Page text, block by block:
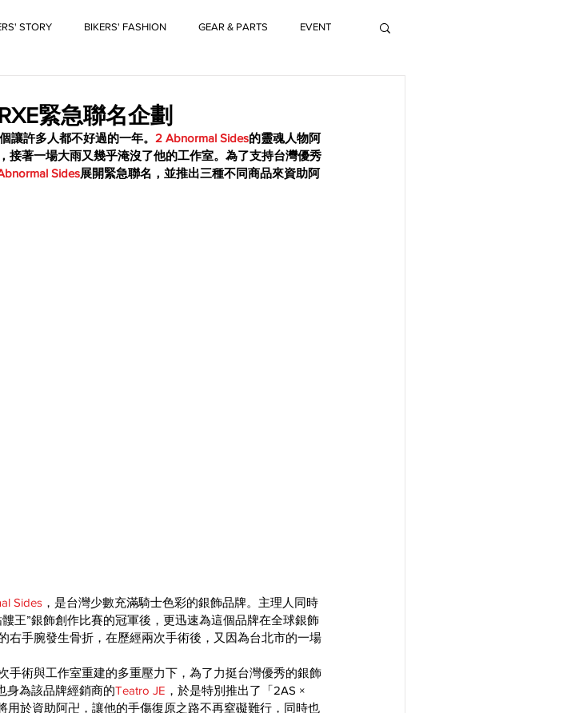
STORY BIKERS' FASHION GEAR & PARTS EVENT
緊急聯名企劃
讓許多人都不好過的一年。 2 Abnormal Sides的靈魂人物阿
接著一場大雨又幾乎淹沒了他的工作室。為了支持台灣優秀
Sides展開緊急聯名，並推出三種不同商品來資助阿
Sides ，是台灣少數充滿騎士色彩的銀飾品牌。主理人同時
王”銀飾創作比賽的冠軍後，更迅速為這個品牌在全球銀飾
右手腕發生骨折，在歷經兩次手術後，又因為台北市的一場
手術與工作室重建的多重壓力下，為了力挺台灣優秀的銀飾
身為該品牌經銷商的Teatro JE ，於是特別推出了「2AS ×
用於資助阿卍，讓他的手傷復原之路不再窒礙難行，同時也